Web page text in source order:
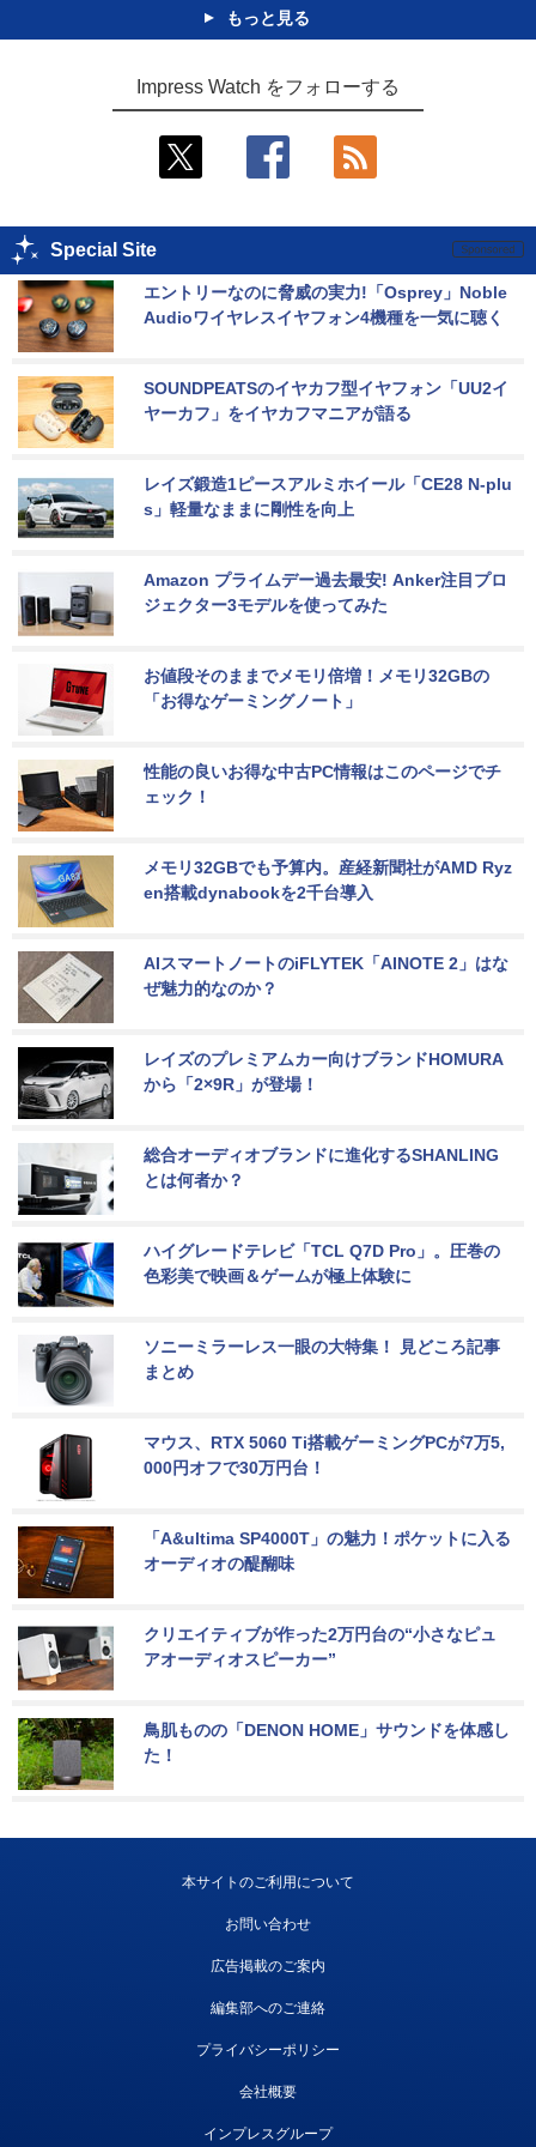
もっと見る
Impress Watch をフォローする
Special Site
エントリーなのに脅威の実力!「Osprey」Noble
Audioワイヤレスイヤフォン4機種を一気に聴く
SOUNDPEATSのイヤカフ型イヤフォン「UU2イ
ヤーカフ」をイヤカフマニアが語る
レイズ鍛造1ピースアルミホイール「CE28 N-plu
s」軽量なままに剛性を向上
Amazon プライムデー過去最安! Anker注目プロ
ジェクター3モデルを使ってみた
お値段そのままでメモリ倍増！メモリ32GBの
「お得なゲーミングノート」
性能の良いお得な中古PC情報はこのページでチ
ェック！
メモリ32GBでも予算内。産経新聞社がAMD Ryz
en搭載dynabookを2千台導入
AIスマートノートのiFLYTEK「AINOTE 2」はな
ぜ魅力的なのか？
レイズのプレミアムカー向けブランドHOMURA
から「2×9R」が登場！
総合オーディオブランドに進化するSHANLING
とは何者か？
ハイグレードテレビ「TCL Q7D Pro」。圧巻の
色彩美で映画＆ゲームが極上体験に
ソニーミラーレス一眼の大特集！ 見どころ記事
まとめ
マウス、RTX 5060 Ti搭載ゲーミングPCが7万5,
000円オフで30万円台！
「A&ultima SP4000T」の魅力！ポケットに入る
オーディオの醍醐味
クリエイティブが作った2万円台の“小さなピュ
アオーディオスピーカー”
鳥肌ものの「DENON HOME」サウンドを体感し
た！
本サイトのご利用について
お問い合わせ
広告掲載のご案内
編集部へのご連絡
プライバシーポリシー
会社概要
インプレスグループ